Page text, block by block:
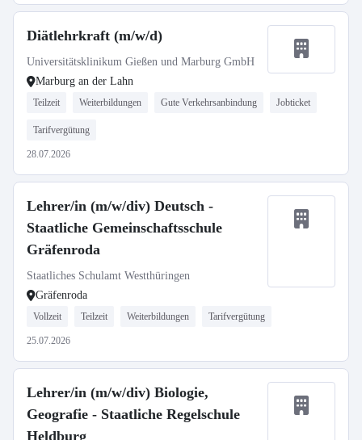
Diätlehrkraft (m/w/d)
Universitätsklinikum Gießen und Marburg GmbH
Marburg an der Lahn
Teilzeit Weiterbildungen Gute Verkehrsanbindung Jobticket
Tarifvergütung
28.07.2026
Lehrer/in (m/w/div) Deutsch -
Staatliche Gemeinschaftsschule
Gräfenroda
Staatliches Schulamt Westthüringen
Gräfenroda
Vollzeit Teilzeit Weiterbildungen Tarifvergütung
25.07.2026
Lehrer/in (m/w/div) Biologie,
Geografie - Staatliche Regelschule
Heldburg